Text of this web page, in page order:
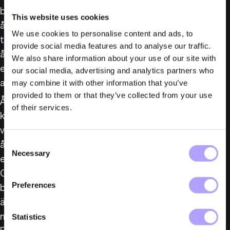
This website uses cookies
We use cookies to personalise content and ads, to
provide social media features and to analyse our traffic.
We also share information about your use of our site with
our social media, advertising and analytics partners who
may combine it with other information that you’ve
provided to them or that they’ve collected from your use
of their services.
Consent
Selection
Necessary
Preferences
Statistics
betydande risk som förelåg för att någon
årsredovisning inte skulle upprättas och lämnas in i
tid. Ledamoten har därför genom sitt agerande
åtminstone förhållit sig likgiltig till om så skedde
eller inte. Han fick därför anses ha haft uppsåt till
att årsredovisningen kom att lämnas in för sent.
Årsredovisningen har förvisso lämnats in, men
knappt fem månader efter att den senast skulle ha
varit inlämnad, d.v.s. före den 1 juli 2017. Att
årsredovisningen överhuvud lämnades in var
emellertid helt oavhängigt av mannens agerande.
Gärningen är därför att bedöma som
bokföringsbrott av normalgraden och hovrätten
ändrade därmed tingsrättens dom och dömde
mannen för bokföringsbrott av normalgraden.